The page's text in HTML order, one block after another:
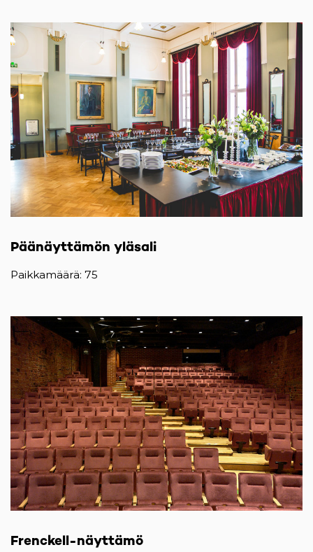
Päänäyttämön yläsali
Paikkamäärä: 75
Frenckell-näyttämö